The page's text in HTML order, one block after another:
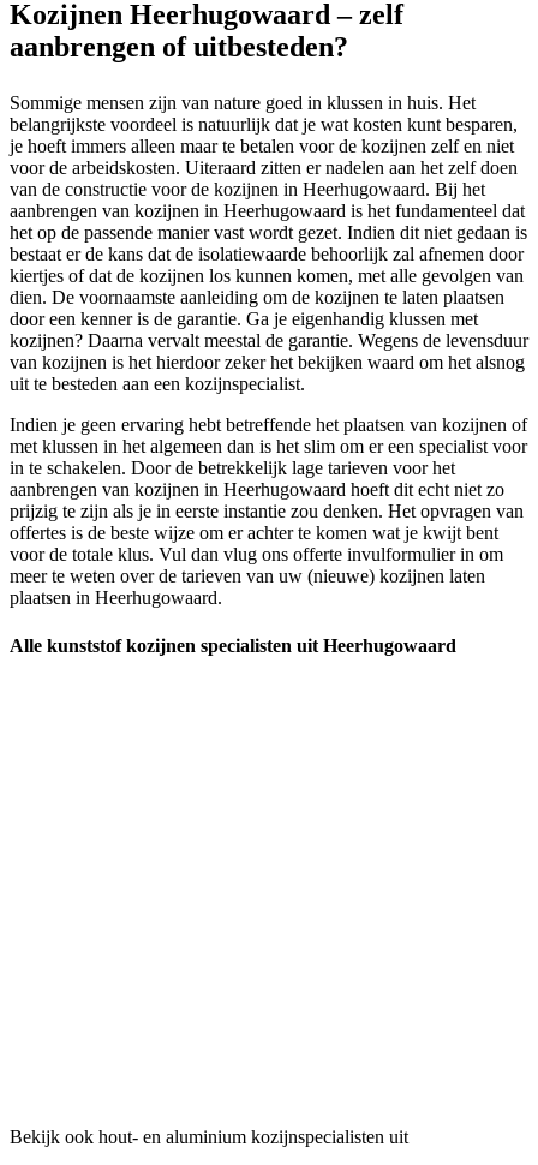
Kozijnen Heerhugowaard – zelf
aanbrengen of uitbesteden?
Sommige mensen zijn van nature goed in klussen in huis. Het
belangrijkste voordeel is natuurlijk dat je wat kosten kunt besparen,
je hoeft immers alleen maar te betalen voor de kozijnen zelf en niet
voor de arbeidskosten. Uiteraard zitten er nadelen aan het zelf doen
van de constructie voor de kozijnen in Heerhugowaard. Bij het
aanbrengen van kozijnen in Heerhugowaard is het fundamenteel dat
het op de passende manier vast wordt gezet. Indien dit niet gedaan is
bestaat er de kans dat de isolatiewaarde behoorlijk zal afnemen door
kiertjes of dat de kozijnen los kunnen komen, met alle gevolgen van
dien. De voornaamste aanleiding om de kozijnen te laten plaatsen
door een kenner is de garantie. Ga je eigenhandig klussen met
kozijnen? Daarna vervalt meestal de garantie. Wegens de levensduur
van kozijnen is het hierdoor zeker het bekijken waard om het alsnog
uit te besteden aan een kozijnspecialist.
Indien je geen ervaring hebt betreffende het plaatsen van kozijnen of
met klussen in het algemeen dan is het slim om er een specialist voor
in te schakelen. Door de betrekkelijk lage tarieven voor het
aanbrengen van kozijnen in Heerhugowaard hoeft dit echt niet zo
prijzig te zijn als je in eerste instantie zou denken. Het opvragen van
offertes is de beste wijze om er achter te komen wat je kwijt bent
voor de totale klus. Vul dan vlug ons offerte invulformulier in om
meer te weten over de tarieven van uw (nieuwe) kozijnen laten
plaatsen in Heerhugowaard.
Alle kunststof kozijnen specialisten uit Heerhugowaard
Bekijk ook hout- en aluminium kozijnspecialisten uit